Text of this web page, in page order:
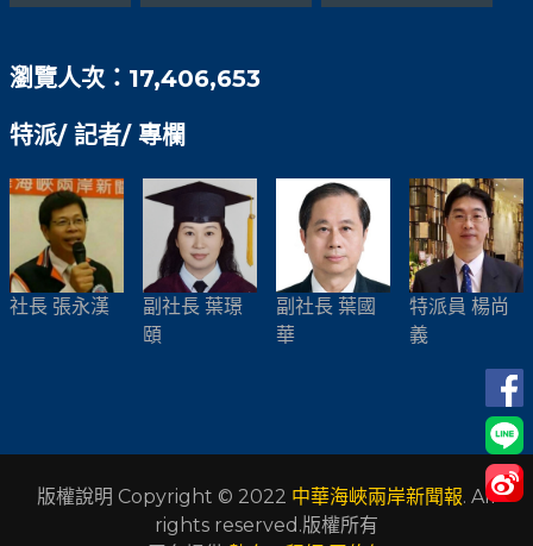
瀏覽人次：17,406,653
特派/ 記者/ 專欄
社長 張永漢
副社長 葉璟
頤
副社長 葉國
華
特派員 楊尚
義
版權說明 Copyright © 2022 中華海峽兩岸新聞報. All
rights reserved.版權所有